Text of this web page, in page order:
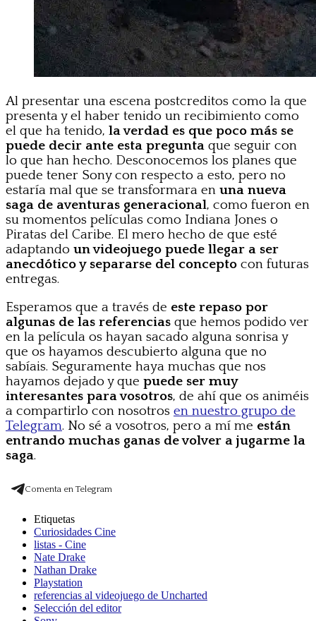
Al presentar una escena postcreditos como la que
presenta y el haber tenido un recibimiento como
el que ha tenido, la verdad es que poco más se
puede decir ante esta pregunta que seguir con
lo que han hecho. Desconocemos los planes que
puede tener Sony con respecto a esto, pero no
estaría mal que se transformara en una nueva
saga de aventuras generacional, como fueron en
su momentos películas como Indiana Jones o
Piratas del Caribe. El mero hecho de que esté
adaptando un videojuego puede llegar a ser
anecdótico y separarse del concepto con futuras
entregas.
Esperamos que a través de este repaso por
algunas de las referencias que hemos podido ver
en la película os hayan sacado alguna sonrisa y
que os hayamos descubierto alguna que no
sabíais. Seguramente haya muchas que nos
hayamos dejado y que puede ser muy
interesantes para vosotros, de ahí que os animéis
a compartirlo con nosotros en nuestro grupo de
Telegram. No sé a vosotros, pero a mí me están
entrando muchas ganas de volver a jugarme la
saga.
Comenta en Telegram
Etiquetas
Curiosidades Cine
listas - Cine
Nate Drake
Nathan Drake
Playstation
referencias al videojuego de Uncharted
Selección del editor